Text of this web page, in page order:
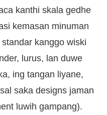
kanthi skala gedhe
kemasan minuman
kanggo wiski
lurus, lan duwe
ing tangan liyane,
saka designs jaman
luwih gampang).